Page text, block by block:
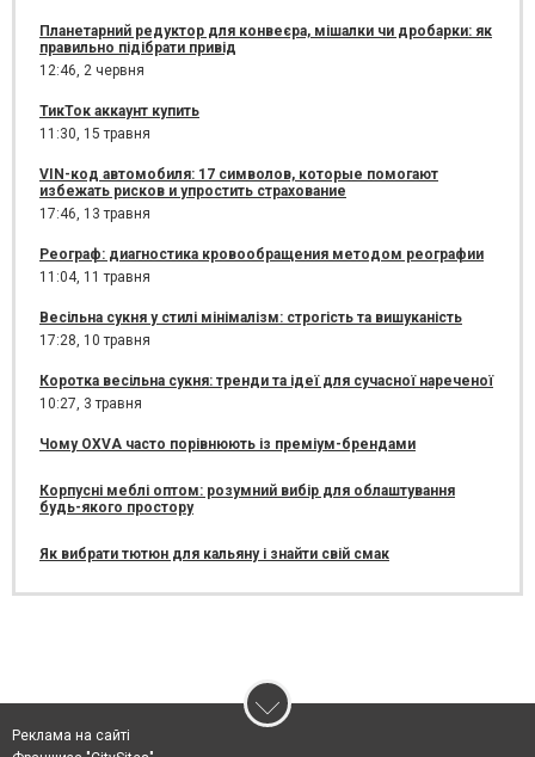
Планетарний редуктор для конвеєра, мішалки чи дробарки: як
правильно підібрати привід
12:46, 2 червня
ТикТок аккаунт купить
11:30, 15 травня
VIN-код автомобиля: 17 символов, которые помогают
избежать рисков и упростить страхование
17:46, 13 травня
Реограф: диагностика кровообращения методом реографии
11:04, 11 травня
Весільна сукня у стилі мінімалізм: строгість та вишуканість
17:28, 10 травня
Коротка весільна сукня: тренди та ідеї для сучасної нареченої
10:27, 3 травня
Чому OXVA часто порівнюють із преміум-брендами
Корпусні меблі оптом: розумний вибір для облаштування
будь-якого простору
Як вибрати тютюн для кальяну і знайти свій смак
Реклама на сайті